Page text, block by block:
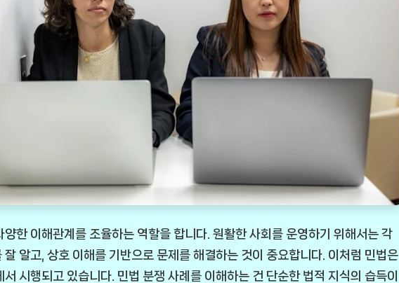
양한 이해관계를 조율하는 역할을 합니다. 원활한 사회를 운영하기 위해서는 각
잘 알고, 상호 이해를 기반으로 문제를 해결하는 것이 중요합니다. 이처럼 민법은
시행되고 있습니다. 민법 분쟁 사례를 이해하는 건 단순한 법적 지식의 습득이